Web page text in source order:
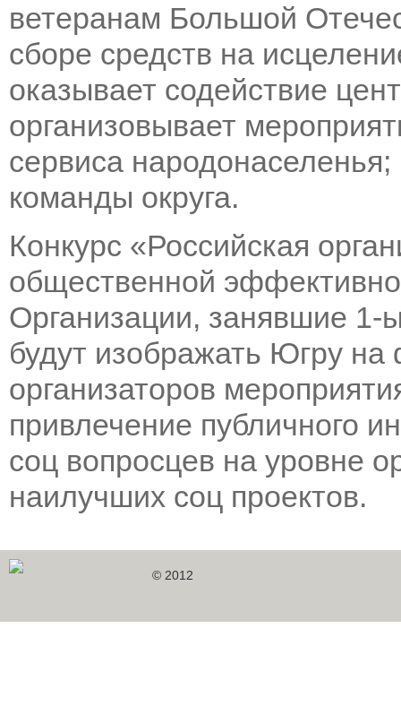
ветеранам Большой
сборе средств на
оказывает содействие
организовывает
сервиса
команды округа.
Конкурс «Российская
общественной
Организации, занявшие 1-
будут изображать Югру
организаторов
привлечение публичного
соц вопросцев на уровне
наилучших соц проектов.
© 2012